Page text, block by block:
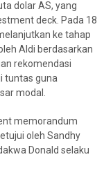
dolar AS, yang
deck. Pada 18
ke tahap
Aldi berdasarkan
rekomendasi
tuntas guna
modal.
memorandum
oleh Sandhy
Donald selaku